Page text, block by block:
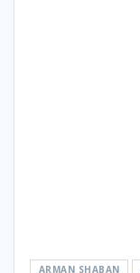
ARMAN SHABAN